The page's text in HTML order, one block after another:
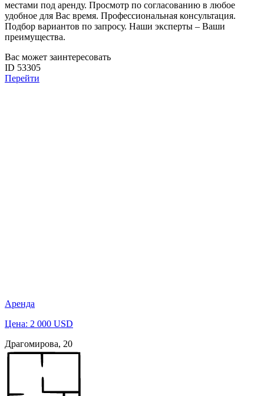
местами под аренду. Просмотр по согласованию в любое
удобное для Вас время. Профессиональная консультация.
Подбор вариантов по запросу. Наши эксперты – Ваши
преимущества.
Вас может заинтересовать
ID 53305
Перейти
Аренда
Цена: 2 000 USD
Драгомирова, 20